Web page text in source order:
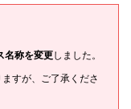
名称を変更しました。
すが、ご了承くださ